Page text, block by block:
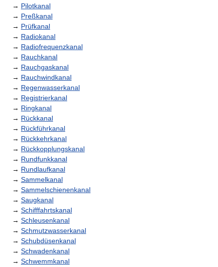
→ Pilotkanal
→ Preßkanal
→ Prüfkanal
→ Radiokanal
→ Radiofrequenzkanal
→ Rauchkanal
→ Rauchgaskanal
→ Rauchwindkanal
→ Regenwasserkanal
→ Registrierkanal
→ Ringkanal
→ Rückkanal
→ Rückführkanal
→ Rückkehrkanal
→ Rückkopplungskanal
→ Rundfunkkanal
→ Rundlaufkanal
→ Sammelkanal
→ Sammelschienenkanal
→ Saugkanal
→ Schifffahrtskanal
→ Schleusenkanal
→ Schmutzwasserkanal
→ Schubdüsenkanal
→ Schwadenkanal
→ Schwemmkanal